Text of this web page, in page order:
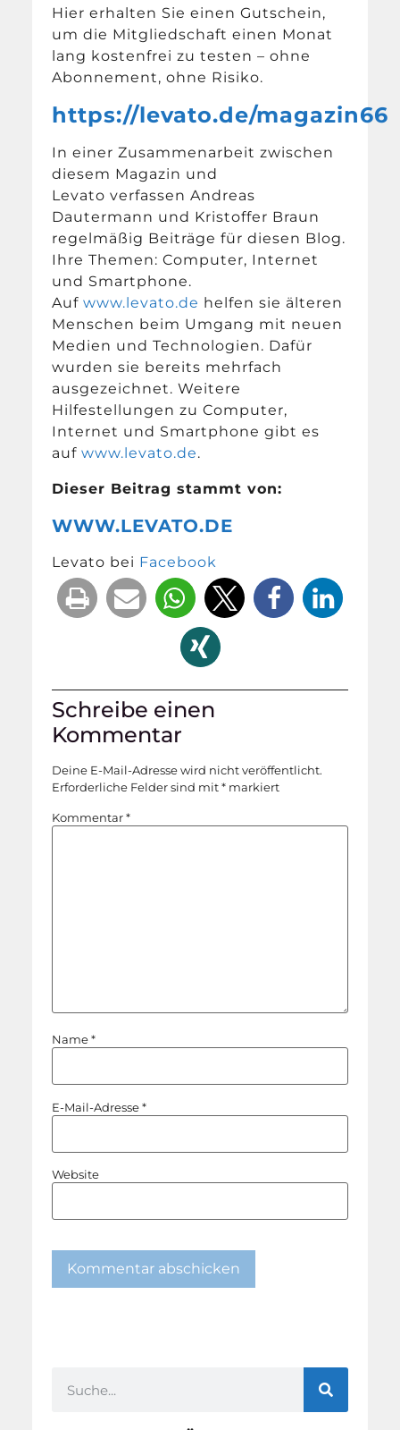
Hier erhalten Sie einen Gutschein,
um die Mitgliedschaft einen Monat
lang kostenfrei zu testen – ohne
Abonnement, ohne Risiko.
https://levato.de/magazin66
In einer Zusammenarbeit zwischen
diesem Magazin und
Levato verfassen Andreas
Dautermann und Kristoffer Braun
regelmäßig Beiträge für diesen Blog.
Ihre Themen: Computer, Internet
und Smartphone.
Aufwww.levato.de helfen sie älteren
Menschen beim Umgang mit neuen
Medien und Technologien. Dafür
wurden sie bereits mehrfach
ausgezeichnet. Weitere
Hilfestellungen zu Computer,
Internet und Smartphone gibt es
aufwww.levato.de.
Dieser Beitrag stammt von:
WWW.LEVATO.DE
Levato bei Facebook
Schreibe einen
Kommentar
Deine E-Mail-Adresse wird nicht veröffentlicht.
Erforderliche Felder sind mit* markiert
Kommentar*
Name*
E-Mail-Adresse*
Website